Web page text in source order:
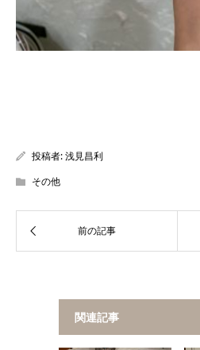
投稿者:浅見昌利
その他
関連記事